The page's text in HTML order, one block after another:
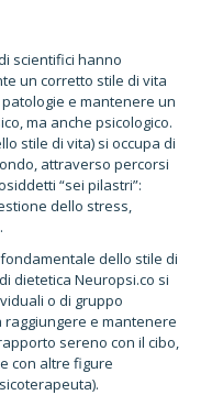
scientifici hanno
un corretto stile di vita
e mantenere un
ma anche psicologico.
stile di vita) si occupa di
attraverso percorsi
“sei pilastri”:
dello stress,
dello stile di
dietetica Neuropsi.co si
o di gruppo
e mantenere
sereno con il cibo,
con altre figure